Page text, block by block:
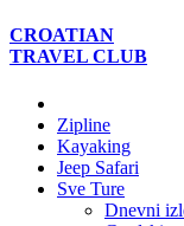
CROATIAN
TRAVEL CLUB
Zipline
Kayaking
Jeep Safari
Sve Ture
Dnevni